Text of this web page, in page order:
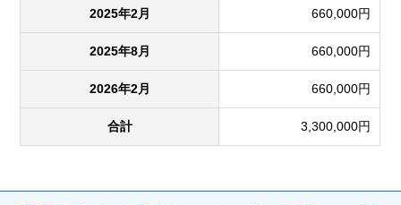
2025年2月 660,000円
2025年8月 660,000円
2026年2月 660,000円
合計 3,300,000円